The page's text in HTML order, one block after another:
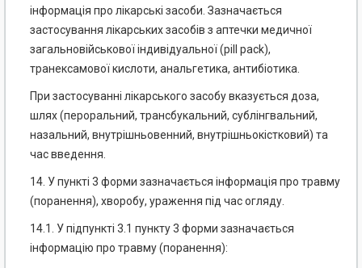
інформація про лікарські засоби. Зазначається
застосування лікарських засобів з аптечки медичної
загальновійськової індивідуальної (pill pack),
транексамової кислоти, анальгетика, антибіотика.
При застосуванні лікарського засобу вказується доза,
шлях (пероральний, трансбукальний, сублінгвальний,
назальний, внутрішньовенний, внутрішньокістковий) та
час введення.
14. У пункті 3 форми зазначається інформація про травму
(поранення), хворобу, ураження під час огляду.
14.1. У підпункті 3.1 пункту 3 форми зазначається
інформацію про травму (поранення):